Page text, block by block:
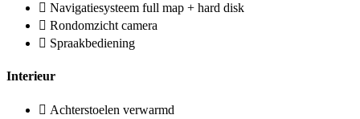
Navigatiesysteem full map + hard disk
Rondomzicht camera
Spraakbediening
Interieur
Achterstoelen verwarmd